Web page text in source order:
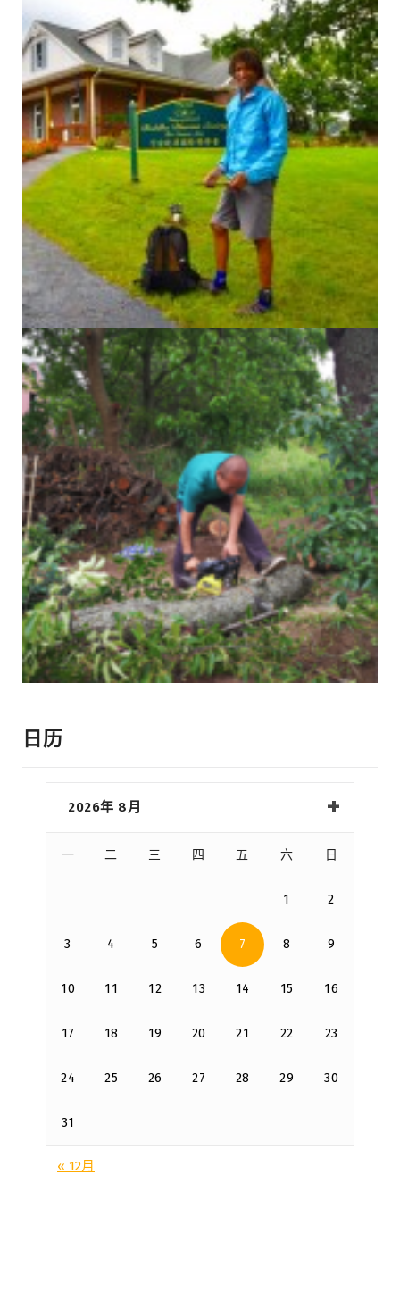
日历
2026年 8月
一 二 三 四 五 六 日
1 2
3 4 5 6 7 8 9
10 11 12 13 14 15 16
17 18 19 20 21 22 23
24 25 26 27 28 29 30
31
« 12月